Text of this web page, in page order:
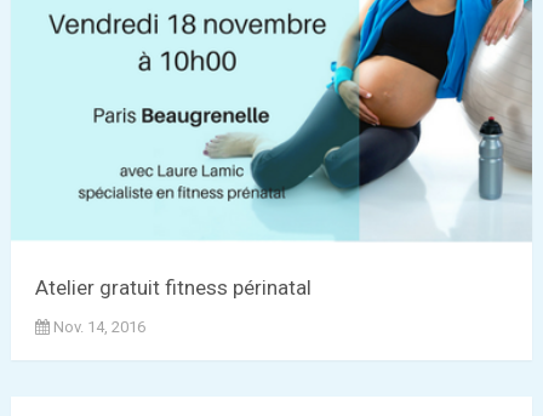
Atelier gratuit fitness périnatal
Nov. 14, 2016